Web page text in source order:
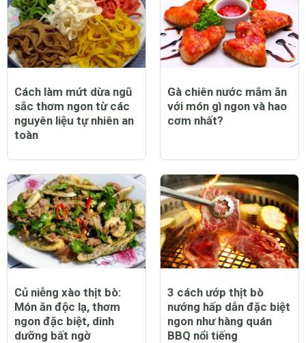
Cách làm mứt dừa ngũ
sắc thơm ngon từ các
nguyên liệu tự nhiên an
toàn
Gà chiên nước mắm ăn
với món gì ngon và hao
cơm nhất?
Củ niễng xào thịt bò:
Món ăn độc lạ, thơm
ngon đặc biệt, dinh
dưỡng bất ngờ
3 cách ướp thịt bò
nướng hấp dẫn đặc biệt
ngon như hàng quán
BBQ nổi tiếng